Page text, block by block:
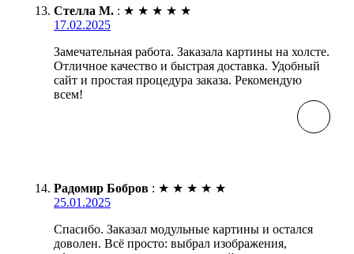
Стелла М. : ★ ★ ★ ★ ★
17.02.2025
Замечательная работа. Заказала картины на холсте.
Отличное качество и быстрая доставка. Удобный
сайт и простая процедура заказа. Рекомендую
всем!
Радомир Бобров : ★ ★ ★ ★ ★
25.01.2025
Спасибо. Заказал модульные картины и остался
доволен. Всё просто: выбрал изображения,